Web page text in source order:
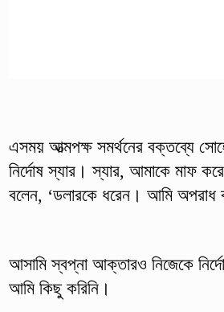
এসময় আত্মপক্ষ সমর্থনের বক্তব্যে
নির্দোষ স্যার। স্যার, আমাকে মাফ
বলেন, ‘ডলারকে ধরেন। আমি অপরাধ
আসামি স্বপ্না আক্তারও নিজেকে
আমি কিছু করিনি।